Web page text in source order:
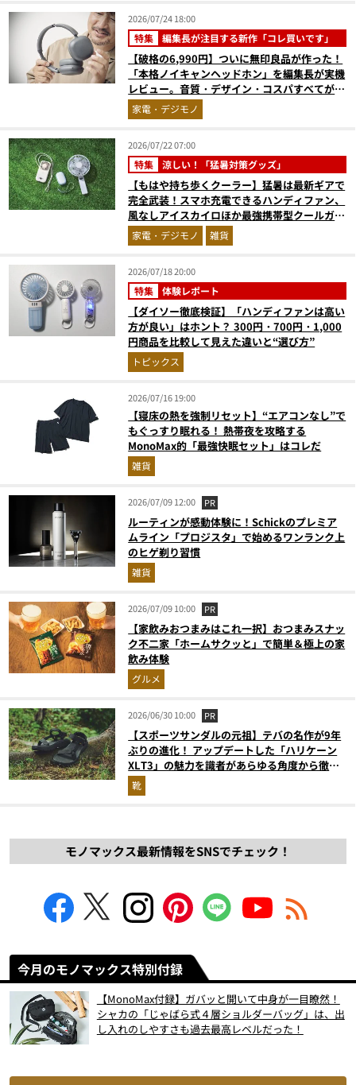
2026/07/24 18:00
特集 編集長が注目する新作「コレ買いです」
【破格の6,990円】ついに無印良品が作った！
「本格ノイキャンヘッドホン」を編集長が実機
レビュー。音質・デザイン・コスパすべてが大
正解だった『コレ買いです』Vol.171
家電・デジモノ
2026/07/22 07:00
特集 涼しい！「猛暑対策グッズ」
【もはや持ち歩くクーラー】猛暑は最新ギアで
完全武装！スマホ充電できるハンディファン、
風なしアイスカイロほか最強携帯型クールガジ
ェット4選
家電・デジモノ 雑貨
2026/07/18 20:00
特集 体験レポート
【ダイソー徹底検証】「ハンディファンは高い
方が良い」はホント？ 300円・700円・1,000
円商品を比較して見えた違いと“選び方”
トピックス
2026/07/16 19:00
【寝床の熱を強制リセット】“エアコンなし”で
もぐっすり眠れる！ 熱帯夜を攻略する
MonoMax的「最強快眠セット」はコレだ
雑貨
2026/07/09 12:00 PR
ルーティンが感動体験に！Schickのプレミア
ムライン「プロジスタ」で始めるワンランク上
のヒゲ剃り習慣
雑貨
2026/07/09 10:00 PR
【家飲みおつまみはこれ一択】おつまみスナッ
ク不二家「ホームサクッと」で簡単＆極上の家
飲み体験
グルメ
2026/06/30 10:00 PR
【スポーツサンダルの元祖】テバの名作が9年
ぶりの進化！ アップデートした「ハリケーン
XLT3」の魅力を識者があらゆる角度から徹底
解説！
靴
モノマックス最新情報をSNSでチェック！
今月のモノマックス特別付録
【MonoMax付録】ガバッと開いて中身が一目瞭然！
シャカの「じゃばら式４層ショルダーバッグ」は、出
し入れのしやすさも過去最高レベルだった！